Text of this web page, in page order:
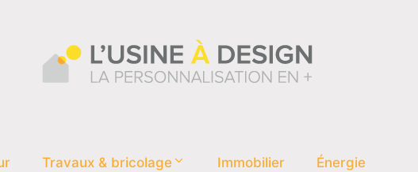
Travaux & bricolage Immobilier Énergie